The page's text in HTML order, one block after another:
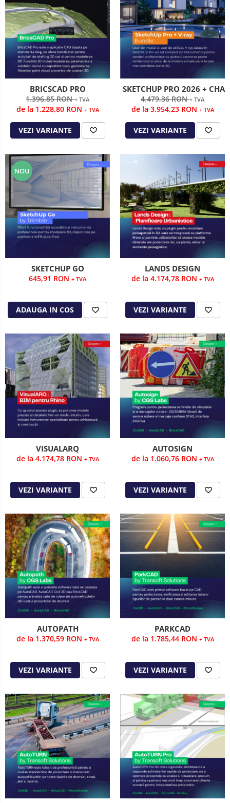
BRICSCAD PRO
1.396,85 RON+ TVA
de la 1.228,80 RON + TVA
VEZI VARIANTE
SKETCHUP PRO 2026 +
4.479,36 RON+ TVA
de la 3.954,23 RON + TVA
VEZI VARIANTE
NOU
SKETCHUP GO
645,91 RON + TVA
ADAUGA IN COS
LANDS DESIGN
de la 4.174,78 RON + TVA
VEZI VARIANTE
VISUALARQ
de la 4.174,78 RON + TVA
VEZI VARIANTE
AUTOSIGN
de la 1.060,76 RON + TVA
VEZI VARIANTE
AUTOPATH
de la 1.370,59 RON + TVA
VEZI VARIANTE
PARKCAD
de la 1.785,44 RON + TVA
VEZI VARIANTE